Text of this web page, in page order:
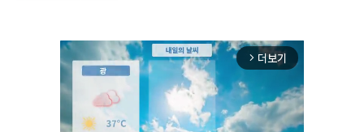
arrow_forward_ios 더보기